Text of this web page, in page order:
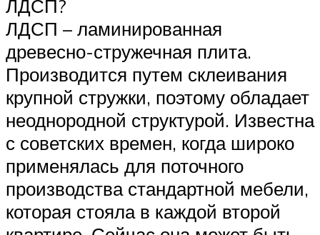
ЛДСП?
ЛДСП – ламинированная
древесно-стружечная плита.
Производится путем склеивания
крупной стружки, поэтому обладает
неоднородной структурой. Известна
с советских времен, когда широко
применялась для поточного
производства стандартной мебели,
которая стояла в каждой второй